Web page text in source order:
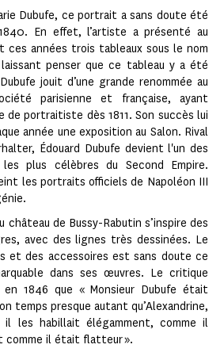
Dubufe, ce portrait a sans doute été
En effet, l’artiste a présenté au
ces années trois tableaux sous le nom
laissant penser que ce tableau y a été
jouit d’une grande renommée au
parisienne et française, ayant
de portraitiste dès 1811. Son succès lui
année une exposition au Salon. Rival
Édouard Dubufe devient l'un des
plus célèbres du Second Empire.
les portraits officiels de Napoléon III
de Bussy-Rabutin s’inspire des
avec des lignes très dessinées. Le
et des accessoires est sans doute ce
dans ses œuvres. Le critique
en 1846 que « Monsieur Dubufe était
temps presque autant qu’Alexandrine,
il les habillait élégamment, comme il
comme il était flatteur ».